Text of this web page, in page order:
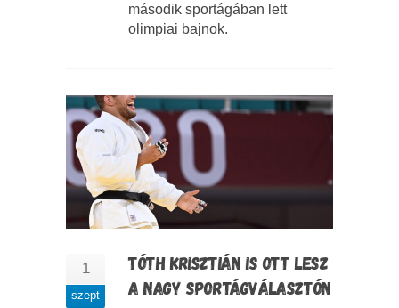
második sportágában lett
olimpiai bajnok.
1
szept
TÓTH KRISZTIÁN IS OTT LESZ
A NAGY SPORTÁGVÁLASZTÓN